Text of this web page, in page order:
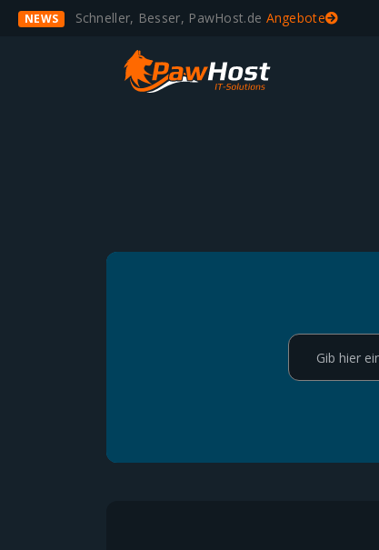
NEWS Schneller, Besser, PawHost.de Angebote